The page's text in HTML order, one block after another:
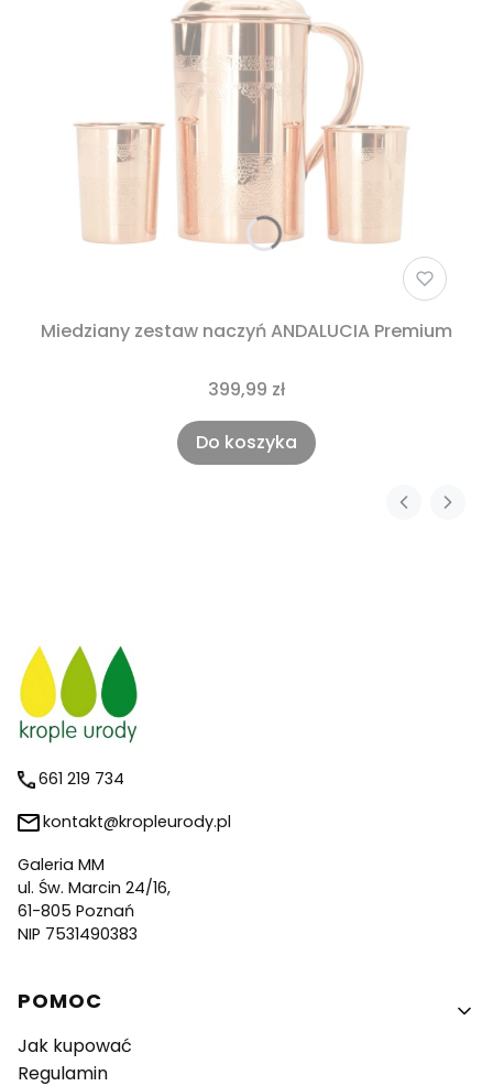
Miedziany zestaw naczyń ANDALUCIA Premium
399,99 zł
Do koszyka
661 219 734
kontakt@kropleurody.pl
Galeria MM
ul. Św. Marcin 24/16,
61-805 Poznań
NIP 7531490383
Linki w stopce
POMOC
Jak kupować
Regulamin